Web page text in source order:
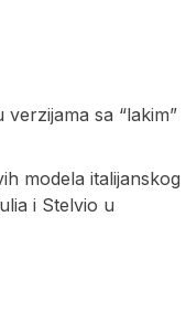
sa “lakim”
modela italijanskog
i Stelvio u